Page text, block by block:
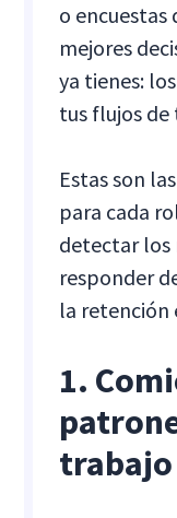
o
mejores
ya tienes:
tus flujos
Estas son
para cada
detectar los
responder
la retención
1.